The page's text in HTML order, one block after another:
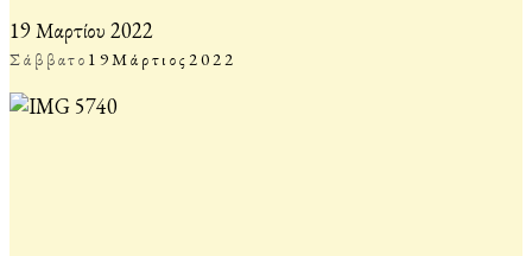
19 Μαρτίου 2022
Σάββατο 19Μάρτιος2022